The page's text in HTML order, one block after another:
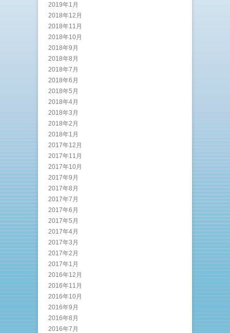
2019年1月
2018年12月
2018年11月
2018年10月
2018年9月
2018年8月
2018年7月
2018年6月
2018年5月
2018年4月
2018年3月
2018年2月
2018年1月
2017年12月
2017年11月
2017年10月
2017年9月
2017年8月
2017年7月
2017年6月
2017年5月
2017年4月
2017年3月
2017年2月
2017年1月
2016年12月
2016年11月
2016年10月
2016年9月
2016年8月
2016年7月